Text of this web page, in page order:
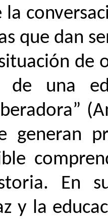
que dan
de
una
generan
En
y la